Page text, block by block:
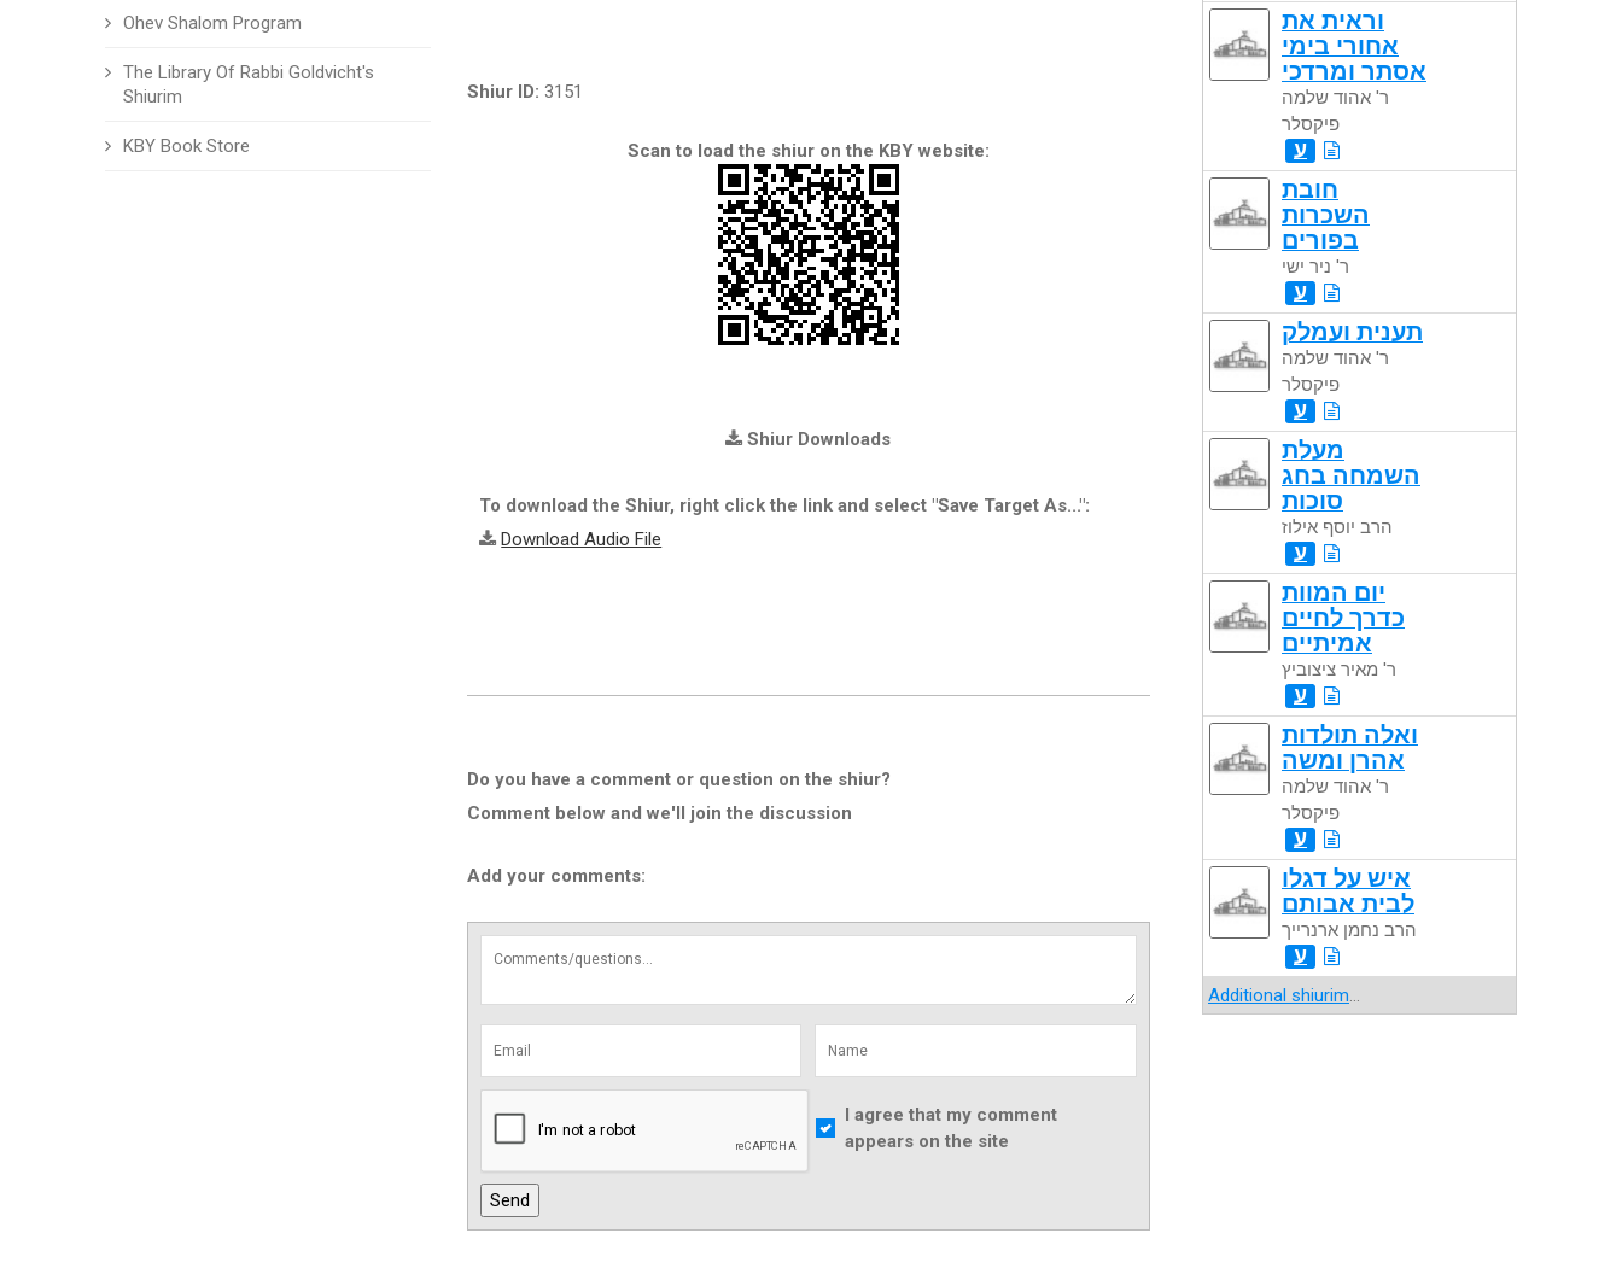
Ohev Shalom Program
The Library Of Rabbi Goldvicht's
Shiurim
KBY Book Store
Shiur ID: 3151
Scan to load the shiur on the KBY website:
Shiur Downloads
To download the Shiur, right click the link and select "Save Target As...":
Download Audio File
Do you have a comment or question on the shiur?
Comment below and we'll join the discussion
Add your comments:
I agree that my comment
appears on the site
וראית את
אחורי בימי
אסתר ומרדכי
ר' אהוד שלמה
פיקסלר
ע
חובת
השכרות
בפורים
ר' ניר ישי
ע
תענית ועמלק
ר' אהוד שלמה
פיקסלר
ע
מעלת
השמחה בחג
סוכות
הרב יוסף אילוז
ע
יום המוות
כדרך לחיים
אמיתיים
ר' מאיר ציצוביץ
ע
ואלה תולדות
אהרן ומשה
ר' אהוד שלמה
פיקסלר
ע
איש על דגלו
לבית אבותם
הרב נחמן ארנרייך
ע
Additional shiurim...